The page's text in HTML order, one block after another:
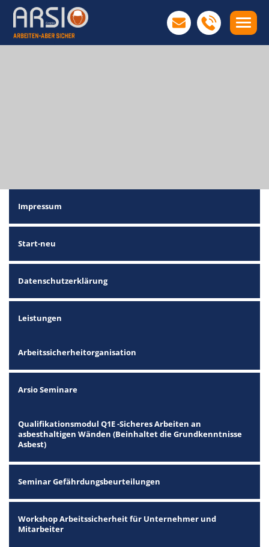
Impressum
Start-neu
Datenschutzerklärung
Leistungen
Arbeitssicherheitorganisation
Arsio Seminare
Qualifikationsmodul Q1E -Sicheres Arbeiten an
asbesthaltigen Wänden (Beinhaltet die Grundkenntnisse
Asbest)
Seminar Gefährdungsbeurteilungen
Workshop Arbeitssicherheit für Unternehmer und
Mitarbeiter